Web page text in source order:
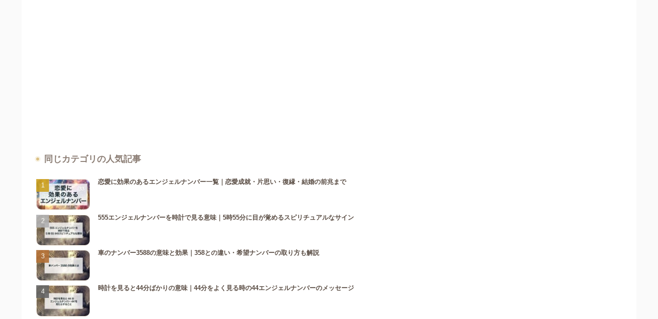
同じカテゴリの人気記事
恋愛に効果のあるエンジェルナンバー一覧｜恋愛成就・片思い・復縁・結婚の前兆まで
555エンジェルナンバーを時計で見る意味｜5時55分に目が覚めるスピリチュアルなサイン
車のナンバー3588の意味と効果｜358との違い・希望ナンバーの取り方も解説
時計を見ると44分ばかりの意味｜44分をよく見る時の44エンジェルナンバーのメッセージ